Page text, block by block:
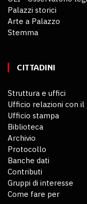
Palazzi storici
Arte a Palazzo
Stemma
CITTADINI
Struttura e uffici
Ufficio relazioni con il
Ufficio stampa
Biblioteca
Archivio
Protocollo
Banche dati
Contributi
Gruppi di interesse
Come fare per